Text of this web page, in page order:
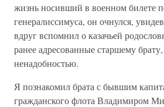
жизнь носивший в военном билете
генералиссимуса, он очнулся,
вдруг вспомнил о казачьей
ранее адресованные старшему
ненадобностью.
Я познакомил брата с бывшим
гражданского флота Владимиром